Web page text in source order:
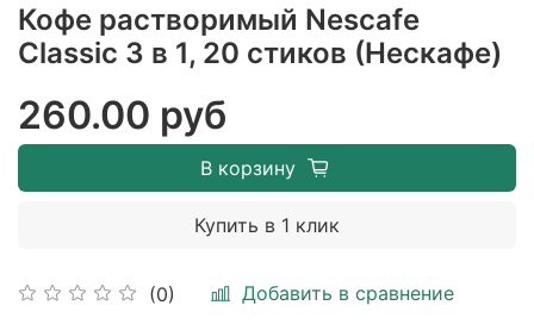
Кофе растворимый Nescafe
Classic 3 в 1, 20 стиков (Нескафе)
(0) Добавить в сравнение
260.00 руб
В корзину
Купить в 1 клик